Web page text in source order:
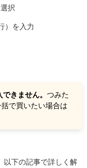
択
）を入力
きません。 つみた
で買いたい場合は
以下の記事で詳しく解